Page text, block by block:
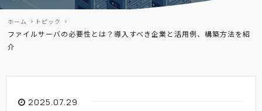
ホーム トピック
ファイルサーバの必要性とは？導入すべき企業と活用例、構築方法を紹
介
2025.07.29